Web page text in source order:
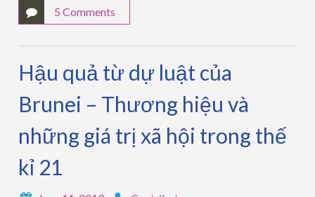
5 Comments
Hậu quả từ dự luật của
Brunei – Thương hiệu và
những giá trị xã hội trong thế
kỉ 21